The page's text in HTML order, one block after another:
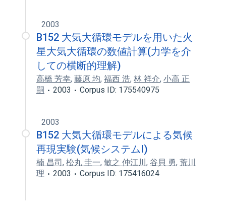
2003
B152 大気大循環モデルを用いた火
星大気大循環の数値計算(力学を介
しての横断的理解)
高橋 芳幸, 藤原 均, 福西 浩, 林 祥介, 小高 正
嗣
2003 Corpus ID: 175540975
2003
B152 大気大循環モデルによる気候
再現実験(気候システムI)
楠 昌司, 松丸 圭一, 敏之 仲江川 , 谷貝 勇, 荒川
理
2003 Corpus ID: 175416024